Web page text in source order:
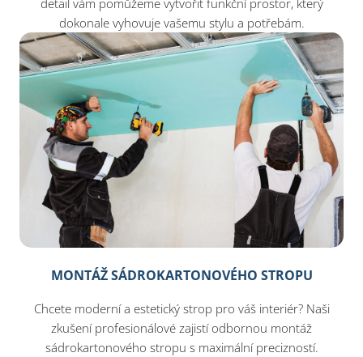
dokonale vyhovuje vašemu stylu a potřebám.
MONTÁŽ SÁDROKARTONOVÉHO STROPU
Chcete moderní a estetický strop pro váš interiér? Naši
zkušení profesionálové zajistí odbornou montáž
sádrokartonového stropu s maximální precizností.